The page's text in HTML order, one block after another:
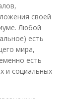
своей
Любой
есть
мира,
есть
и социальных